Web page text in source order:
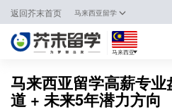
返回芥末首页 马来西亚留学
马来西亚
日本
韩国
马来西亚留学高薪专
道 + 未来5年潜力方向